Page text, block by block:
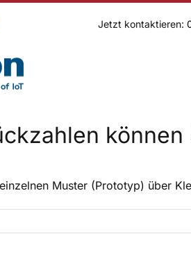
Jetzt kontaktieren:
Muster (Prototyp) über